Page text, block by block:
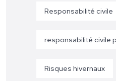
Responsabilité civile
responsabilité civile
Risques hivernaux